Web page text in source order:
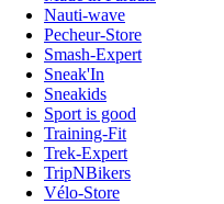
Nauti-wave
Pecheur-Store
Smash-Expert
Sneak'In
Sneakids
Sport is good
Training-Fit
Trek-Expert
TripNBikers
Vélo-Store